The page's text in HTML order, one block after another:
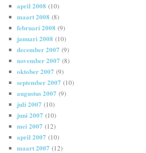
april 2008 (10)
maart 2008 (8)
februari 2008 (9)
januari 2008 (10)
december 2007 (9)
november 2007 (8)
oktober 2007 (9)
september 2007 (10)
augustus 2007 (9)
juli 2007 (10)
juni 2007 (10)
mei 2007 (12)
april 2007 (10)
maart 2007 (12)